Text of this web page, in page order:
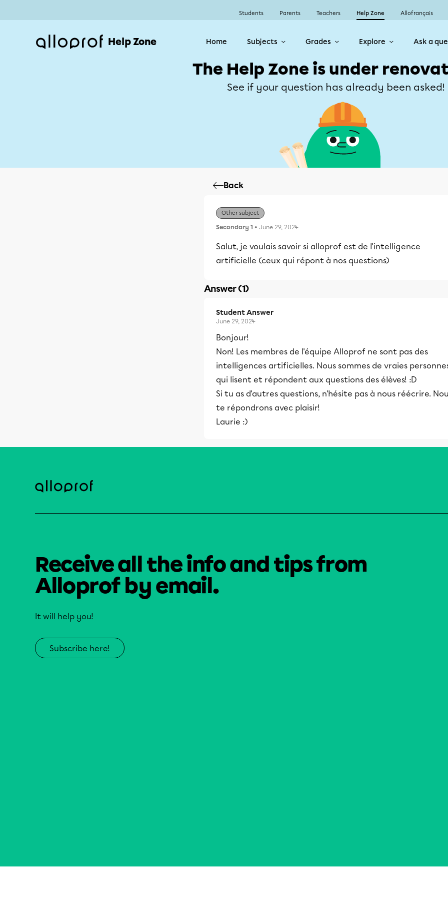
Students Parents Teachers Help Zone Allofrançais
Help Zone Home Subjects Grades Explore Ask a
The Help Zone is under
See if your question has already been asked!
Back
Other subject
Secondary 1 • June 29, 2024
Salut, je voulais savoir si alloprof est de l'intelligence
artificielle (ceux qui répont à nos questions)
Answer (1)
Student Answer
June 29, 2024
Bonjour!
Non! Les membres de l'équipe Alloprof ne sont pas des
intelligences artificielles. Nous sommes de vraies
qui lisent et répondent aux questions des élèves! :D
Si tu as d'autres questions, n'hésite pas à nous réécrire.
te répondrons avec plaisir!
Laurie :)
Receive all the info and tips from
Alloprof by email.
It will help you!
Subscribe here!